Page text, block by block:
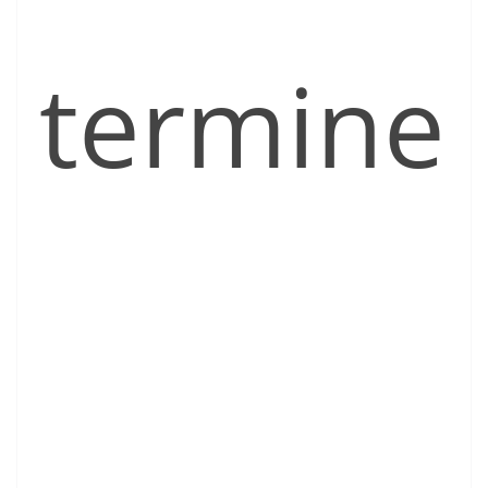
termine